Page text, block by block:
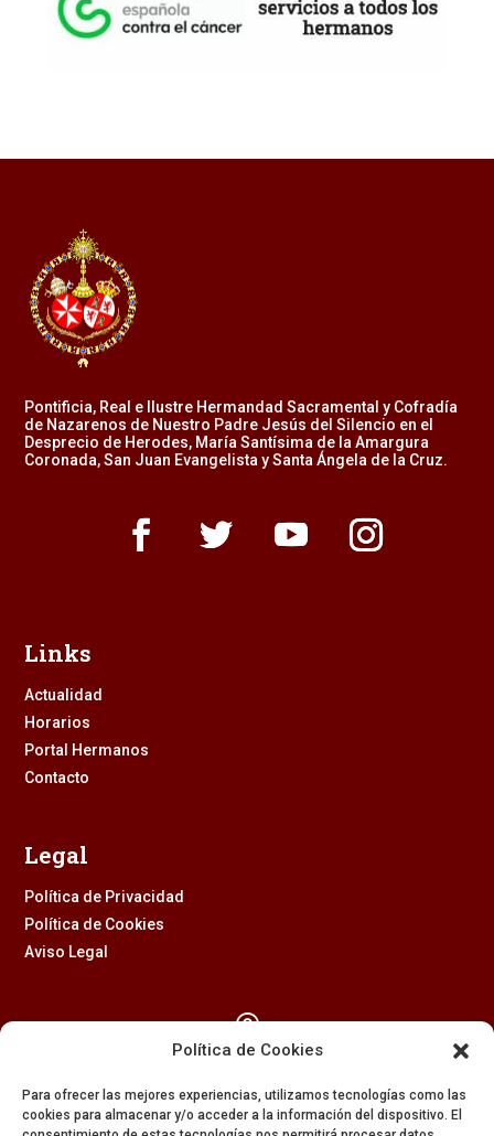
Política de Cookies
Para ofrecer las mejores experiencias, utilizamos tecnologías como las
cookies para almacenar y/o acceder a la información del dispositivo. El
Pontificia, Real e Ilustre Hermandad Sacramental y Cofradía
de Nazarenos de Nuestro Padre Jesús del Silencio en el
Desprecio de Herodes, María Santísima de la Amargura
Coronada, San Juan Evangelista y Santa Ángela de la Cruz.
Links
Actualidad
Horarios
Portal Hermanos
Contacto
Legal
Política de Privacidad
Política de Cookies
Aviso Legal

954 229 437